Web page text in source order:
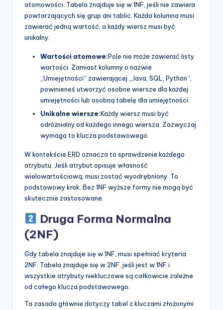
atomowości. Tabela znajduje się w 1NF, jeśli nie zawiera
powtarzających się grup ani tablic. Każda kolumna musi
zawierać jedną wartość, a każdy wiersz musi być
unikalny.
Wartości atomowe:Pole nie może zawierać listy
wartości. Zamiast kolumny o nazwie
„Umiejętności” zawierającej „Java, SQL, Python”,
powinieneś utworzyć osobne wiersze dla każdej
umiejętności lub osobną tabelę dla umiejętności.
Unikalne wiersze:Każdy wiersz musi być
odróżnialny od każdego innego wiersza. Zazwyczaj
wymaga to klucza podstawowego.
W kontekście ERD oznacza to sprawdzenie każdego
atrybutu. Jeśli atrybut opisuje własność
wielowartościową, musi zostać wyodrębniony. To
podstawowy krok. Bez 1NF wyższe formy nie mogą być
skutecznie zastosowane.
Druga Forma Normalna
(2NF)
Gdy tabela znajduje się w 1NF, musi spełniać kryteria
2NF. Tabela znajduje się w 2NF, jeśli jest w 1NF i
wszystkie atrybuty niekluczowe są całkowicie zależne
od całego klucza podstawowego.
Ta zasada głównie dotyczy tabel z kluczami złożonymi